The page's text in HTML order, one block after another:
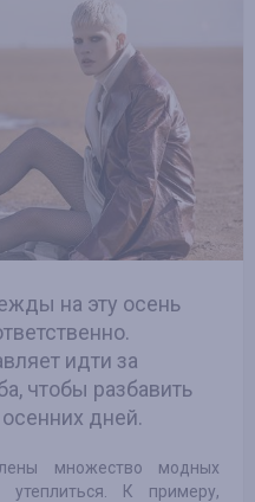
на эту осень
идти за
чтобы разбавить
дней.
множество модных
К примеру,